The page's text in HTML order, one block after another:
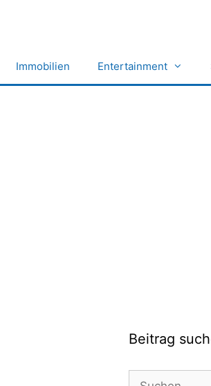
Immobilien Entertainment
Beitrag
Suchen